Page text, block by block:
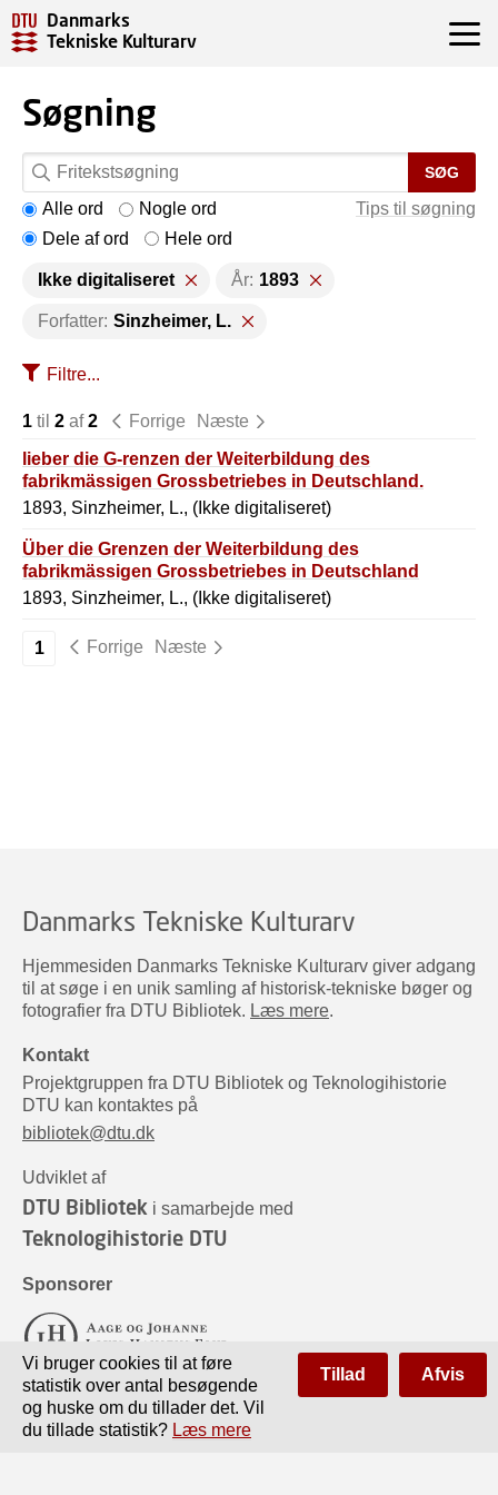
Danmarks
Tekniske Kulturarv
Søgning
SØG
Tips til søgning
Alle ord
Nogle ord
Dele af ord
Hele ord
Ikke digitaliseret År: 1893
Forfatter: Sinzheimer, L.
Filtre...
1 til 2 af2 Forrige
Næste
lieber die G-renzen der Weiterbildung des
fabrikmässigen Grossbetriebes in Deutschland.
1893, Sinzheimer, L., (Ikke digitaliseret)
Über die Grenzen der Weiterbildung des
fabrikmässigen Grossbetriebes in Deutschland
1893, Sinzheimer, L., (Ikke digitaliseret)
1 Forrige Næste
Danmarks Tekniske Kulturarv
Hjemmesiden Danmarks Tekniske Kulturarv giver adgang
til at søge i en unik samling af historisk-tekniske bøger og
fotografier fra DTU Bibliotek. Læs mere.
Kontakt
Projektgruppen fra DTU Bibliotek og Teknologihistorie
DTU kan kontaktes på
bibliotek@dtu.dk
Udviklet af
DTU Bibliotek i samarbejde med
Teknologihistorie DTU
Sponsorer
Vi bruger cookies til at føre
statistik over antal besøgende
og huske om du tillader det. Vil
du tillade statistik? Læs mere
Tillad Afvis